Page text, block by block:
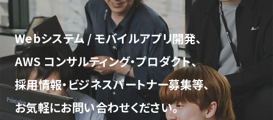
Webシステム / モバイルアプリ開発、
AWS コンサルティング・プロダクト、
採用情報・ビジネスパートナー募集等、
お気軽にお問い合わせください。